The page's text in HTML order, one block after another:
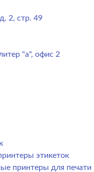
2, стр. 49
"a", офис 2
этикеток
принтеры для печати